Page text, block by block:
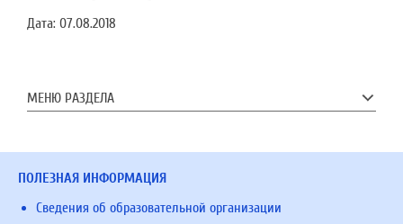
Дата: 07.08.2018
МЕНЮ РАЗДЕЛА
ПОЛЕЗНАЯ ИНФОРМАЦИЯ
Сведения об образовательной организации